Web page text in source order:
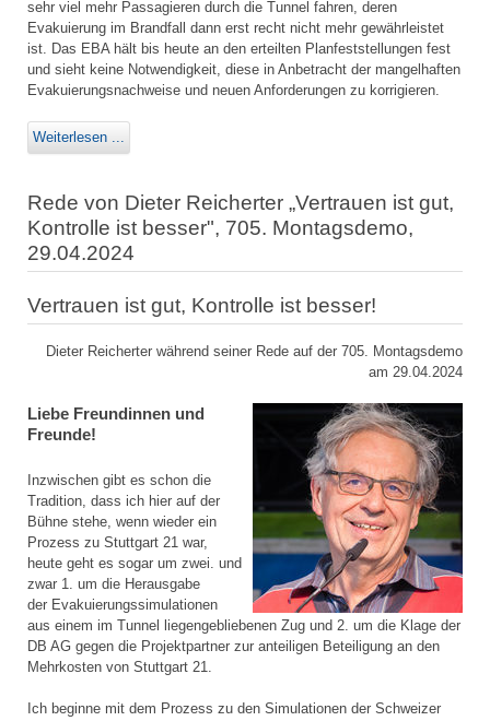
sehr viel mehr Passagieren durch die Tunnel fahren, deren
Evakuierung im Brandfall dann erst recht nicht mehr gewährleistet
ist. Das EBA hält bis heute an den erteilten Planfeststellungen fest
und sieht keine Notwendigkeit, diese in Anbetracht der mangelhaften
Evakuierungsnachweise und neuen Anforderungen zu korrigieren.
Weiterlesen ...
Rede von Dieter Reicherter „Vertrauen ist gut,
Kontrolle ist besser", 705. Montagsdemo,
29.04.2024
Vertrauen ist gut, Kontrolle ist besser!
Dieter Reicherter während seiner Rede auf der 705. Montagsdemo
am 29.04.2024
Liebe Freundinnen und
Freunde!
Inzwischen gibt es schon die
Tradition, dass ich hier auf der
Bühne stehe, wenn wieder ein
Prozess zu Stuttgart 21 war,
heute geht es sogar um zwei. und
zwar 1. um die Herausgabe
der Evakuierungssimulationen
aus einem im Tunnel liegengebliebenen Zug und 2. um die Klage der
DB AG gegen die Projektpartner zur anteiligen Beteiligung an den
Mehrkosten von Stuttgart 21.
Ich beginne mit dem Prozess zu den Simulationen der Schweizer